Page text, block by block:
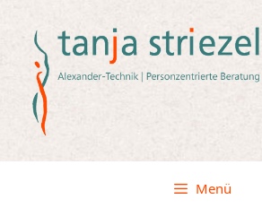
springen
Menü